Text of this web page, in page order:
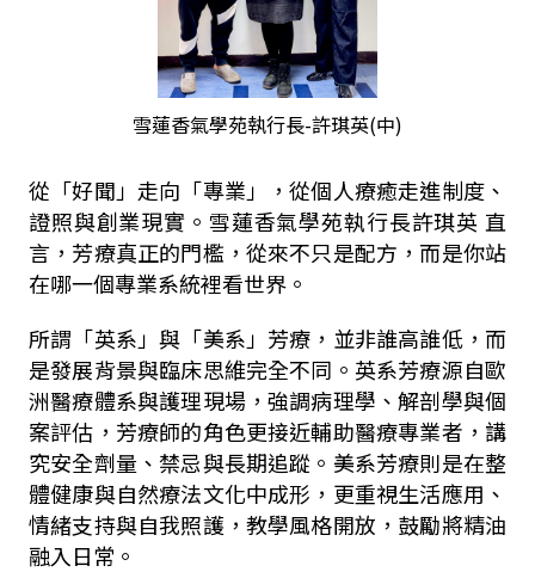
雪蓮香氣學苑執行長-許琪英(中)
從「好聞」走向「專業」，從個人療癒走進制度、
證照與創業現實。雪蓮香氣學苑執行長許琪英 直
言，芳療真正的門檻，從來不只是配方，而是你站
在哪一個專業系統裡看世界。
所謂「英系」與「美系」芳療，並非誰高誰低，而
是發展背景與臨床思維完全不同。英系芳療源自歐
洲醫療體系與護理現場，強調病理學、解剖學與個
案評估，芳療師的角色更接近輔助醫療專業者，講
究安全劑量、禁忌與長期追蹤。 美系芳療則是在整
體健康與自然療法文化中成形，更重視生活應用、
情緒支持與自我照護，教學風格開放，鼓勵將精油
融入日常。